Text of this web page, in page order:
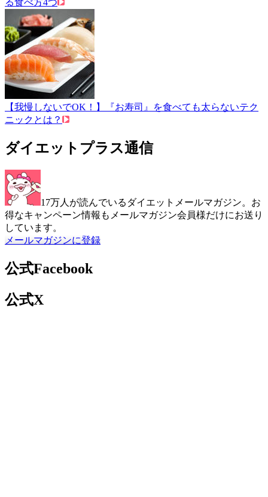
る食べ方4つ
【我慢しないでOK！】『お寿司』を食べても太らないテク
ニックとは？
ダイエットプラス通信
17万人が読んでいるダイエットメールマガジン。お
得なキャンペーン情報もメールマガジン会員様だけにお送り
しています。
メールマガジンに登録
公式Facebook
公式X